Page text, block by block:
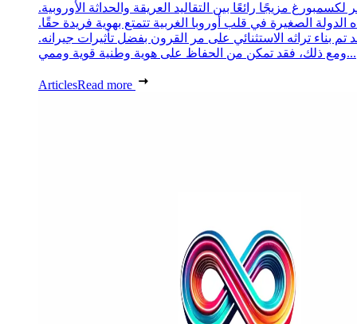
لكسمبورغ مزيجًا رائعًا بين التقاليد العريقة والحداثة الأوروبية.
الدولة الصغيرة في قلب أوروبا الغربية تتمتع بهوية فريدة حقًا.
تم بناء تراثه الاستثنائي على مر القرون بفضل تأثيرات جيرانه.
ومع ذلك، فقد تمكن من الحفاظ على هوية وطنية قوية وممي...
ArticlesRead more